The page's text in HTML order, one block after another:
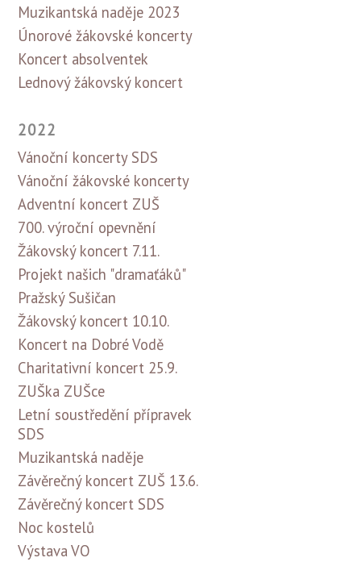
Muzikantská naděje 2023
Únorové žákovské koncerty
Koncert absolventek
Lednový žákovský koncert
2022
Vánoční koncerty SDS
Vánoční žákovské koncerty
Adventní koncert ZUŠ
700. výroční opevnění
Žákovský koncert 7.11.
Projekt našich "dramaťáků"
Pražský Sušičan
Žákovský koncert 10.10.
Koncert na Dobré Vodě
Charitativní koncert 25.9.
ZUŠka ZUŠce
Letní soustředění přípravek
SDS
Muzikantská naděje
Závěrečný koncert ZUŠ 13.6.
Závěrečný koncert SDS
Noc kostelů
Výstava VO